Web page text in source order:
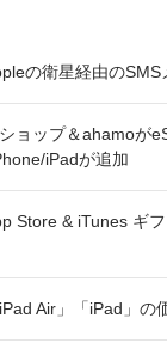
の衛星経由の
ョップ＆ahamoが
iPadが追加
Store & iTunes ギ
Air」「iPad」の